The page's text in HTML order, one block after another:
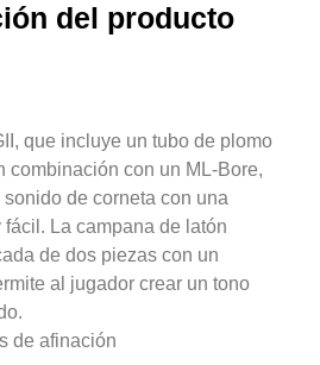
del producto
que incluye un tubo de plomo
combinación con un ML-Bore,
de corneta con una
fácil. La campana de latón
de dos piezas con un
al jugador crear un tono
de afinación